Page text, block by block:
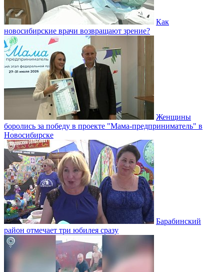
Как
новосибирские врачи возвращают зрение?
Женщины
боролись за победу в проекте "Мама-предприниматель" в
Новосибирске
Барабинский
район отмечает три юбилея сразу